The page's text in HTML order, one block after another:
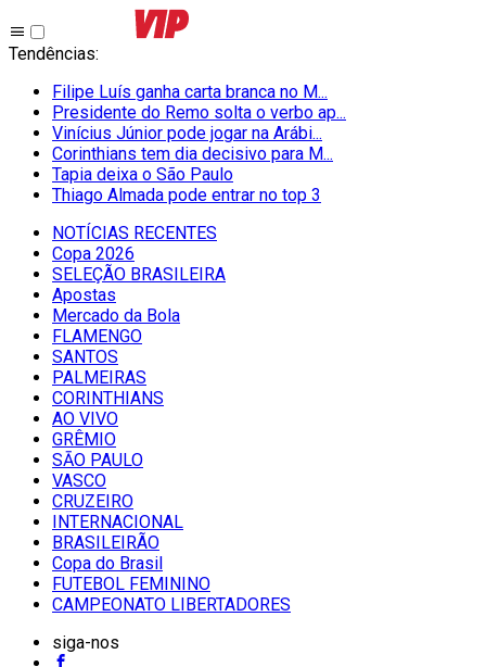
Tendências:
Filipe Luís ganha carta branca no M...
Presidente do Remo solta o verbo ap...
Vinícius Júnior pode jogar na Arábi...
Corinthians tem dia decisivo para M...
Tapia deixa o São Paulo
Thiago Almada pode entrar no top 3
NOTÍCIAS RECENTES
Copa 2026
SELEÇÃO BRASILEIRA
Apostas
Mercado da Bola
FLAMENGO
SANTOS
PALMEIRAS
CORINTHIANS
AO VIVO
GRÊMIO
SĀO PAULO
VASCO
CRUZEIRO
INTERNACIONAL
BRASILEIRÃO
Copa do Brasil
FUTEBOL FEMININO
CAMPEONATO LIBERTADORES
siga-nos